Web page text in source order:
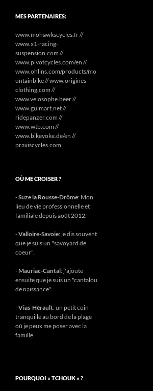
MES PARTENAIRES:
www.mohawkscycles.fr //
www.x1-racing-
suspension.com //
www.pivotcycles.com/en //
www.ohlins.com/products/mo
untainbike // www.origines-
clothing.com //
www.velosophe.beer //
www.guimart.net //
ridepanzer.com //
www.wtb.com //
www.bikeyoke.de/en //
praxiscycles.com
OÙ ME CROISER ?
-Suze la Rousse-Drôme: Mon
lieu de vie professionnelle et
familiale depuis août 2012.
-Valloire-Savoie: je dis souvent
que je suis un "savoyard de
coeur".
- Mauriac-Cantal: j'ajoute
ensuite que je suis un "cantalou
de naissance".
-Vias-Hérault: un petit coin
tranquille au bord de la plage
où je peux me poser avec la
famille.
POURQUOI « TCHOUK » ?